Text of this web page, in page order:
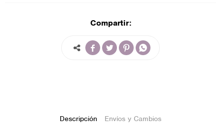
Compartir:
   
Descripción Envíos y Cambios